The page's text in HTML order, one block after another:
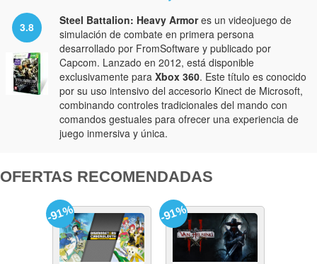
3.8 Steel Battalion: Heavy Armores un videojuego de
simulación de combate en primera persona
desarrollado por FromSoftware y publicado por
Capcom. Lanzado en 2012, está disponible
exclusivamente para Xbox 360. Este título es conocido
por su uso intensivo del accesorio Kinect de Microsoft,
combinando controles tradicionales del mando con
comandos gestuales para ofrecer una experiencia de
juego inmersiva y única.
OFERTAS RECOMENDADAS
-91% -91%